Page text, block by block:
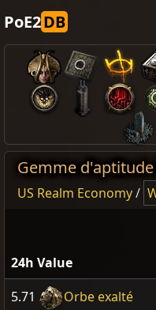
PoE2DB
Gemme
US Realm Economy/
24h Value
5.71
Orbe exalté